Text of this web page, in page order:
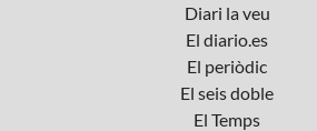
Diari la veu
El diario.es
El periòdic
El seis doble
El Temps